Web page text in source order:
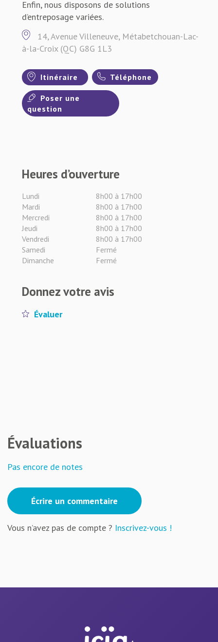
Enfin, nous disposons de solutions
d’entreposage variées.
14, Avenue Villeneuve, Métabetchouan-Lac-
à-la-Croix (QC) G8G 1L3
Itinéraire Téléphone
Poser une
question
Heures d’ouverture
Lundi
8h00 à 17h00
Mardi
8h00 à 17h00
Mercredi
8h00 à 17h00
Jeudi
8h00 à 17h00
Vendredi
8h00 à 17h00
Samedi
Fermé
Dimanche
Fermé
Donnez votre avis
Évaluer
Évaluations
Pas encore de notes
Écrire un commentaire
Vous n’avez pas de compte ? Inscrivez-vous !